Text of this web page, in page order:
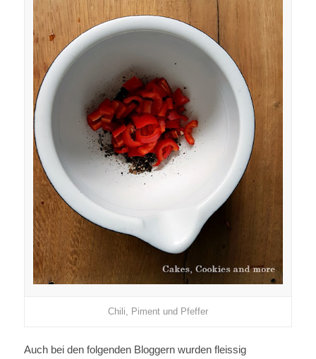
Chili, Piment und Pfeffer
Auch bei den folgenden Bloggern wurden fleissig